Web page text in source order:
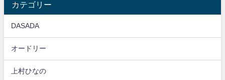
カテゴリー
DASADA
オードリー
上村ひなの